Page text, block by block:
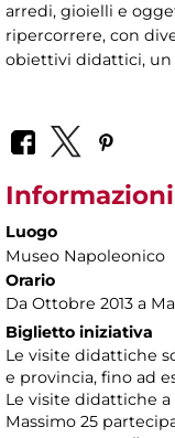
arredi, gioielli e
ripercorrere, con
obiettivi didattici, un
Informazioni
Luogo
Museo Napoleonico
Orario
Da Ottobre 2013 a
Biglietto iniziativa
Le visite didattiche
e provincia, fino ad
Le visite didattiche
Massimo 25